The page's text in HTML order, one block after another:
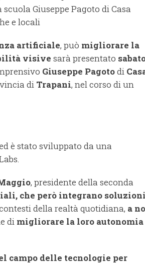
Giuseppe Pagoto di Casa
e locali
artificiale, può migliorare la
visive sarà presentato
Giuseppe Pagotodi
di Trapani, nel corso di un
è stato sviluppato da una
, presidente della seconda
che però integrano soluzioni
della realtà quotidiana, a
di migliorare la loro autonomia
campo delle tecnologie per